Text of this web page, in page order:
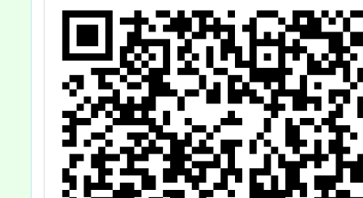
則」
正為
工作
則」
113